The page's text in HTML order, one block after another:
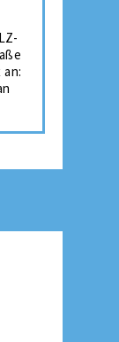
an: